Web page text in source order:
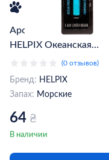
Ароматизатор жидкий
HELPIX Океанская
свежесть (807925)
(0 отзывов)
Бренд: HELPIX
Запах: Морские
64 ₴
В наличии